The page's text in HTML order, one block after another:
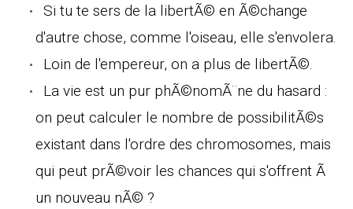
Si tu te sers de la libertÃ© en Ã©change
d'autre chose, comme l'oiseau, elle s'envolera.
Loin de l'empereur, on a plus de libertÃ©.
La vie est un pur phÃ©nomÃ¨ne du hasard :
on peut calculer le nombre de possibilitÃ©s
existant dans l'ordre des chromosomes, mais
qui peut prÃ©voir les chances qui s'offrent Ã
un nouveau nÃ© ?